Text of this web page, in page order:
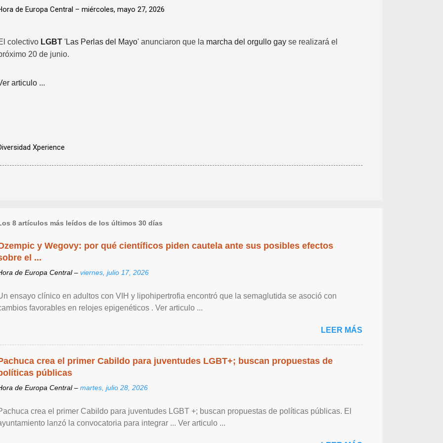
de Europa Central – miércoles, mayo 27, 2026
colectivo LGBT 'Las Perlas del Mayo' anunciaron que la marcha del orgullo gay se realizará el
20 de junio.
articulo ...
Xperience
8 artículos más leídos de los últimos 30 días
y Wegovy: por qué científicos piden cautela ante sus posibles efectos
el ...
de Europa Central – viernes, julio 17, 2026
ensayo clínico en adultos con VIH y lipohipertrofia encontró que la semaglutida se asoció con
favorables en relojes epigenéticos . Ver articulo ...
LEER MÁS
crea el primer Cabildo para juventudes LGBT+; buscan propuestas de
públicas
de Europa Central – martes, julio 28, 2026
crea el primer Cabildo para juventudes LGBT +; buscan propuestas de políticas públicas. El
lanzó la convocatoria para integrar ... Ver articulo ...